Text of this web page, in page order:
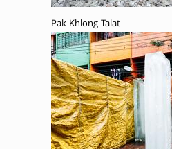
Pak Khlong Talat